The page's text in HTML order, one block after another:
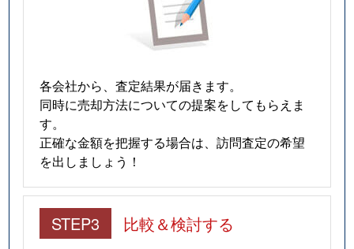
各会社から、査定結果が届きます。
同時に売却方法についての提案をしてもらえま
す。
正確な金額を把握する場合は、訪問査定の希望
を出しましょう！
STEP3 比較＆検討する